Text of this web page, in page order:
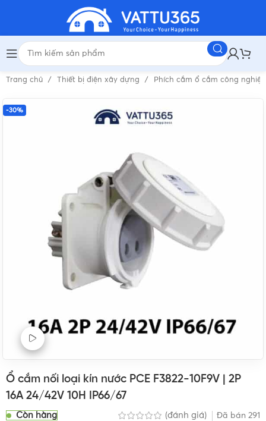
Trang chủ Thiết bị điện xây dựng Phích cắm ổ cắm công
-30%
Ổ cắm nối loại kín nước PCE F3822-10F9V | 2P
16A 24/42V 10H IP66/67
Còn hàng (đánh giá) Đã bán 291